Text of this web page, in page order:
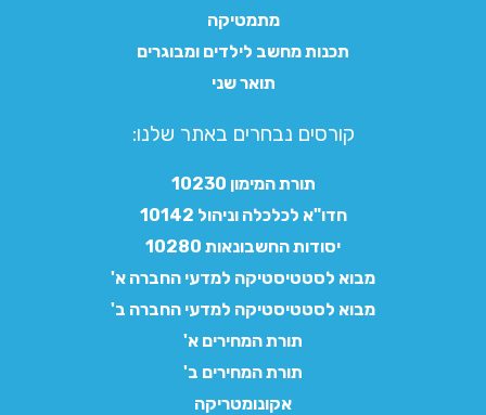
מתמטיקה
תכנות מחשב לילדים ומבוגרים
תואר שני
קורסים נבחרים באתר שלנו:​
תורת המימון 10230
חדו"א לכלכלה וניהול 10142
יסודות החשבונאות 10280
מבוא לסטטיסטיקה למדעי החברה א'
מבוא לסטטיסטיקה למדעי החברה ב'
תורת המחירים א'
תורת המחירים ב'
אקונומטריקה